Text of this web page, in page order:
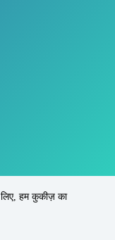
हम कुकीज़ का
483225